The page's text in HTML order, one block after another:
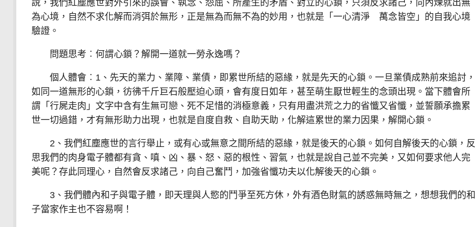
說，我們紅塵應世對外引來的誤會、執念、怨屈、所產生的矛盾、對立的心鎖，只須反求諸己，向內煉就出無
為心境，自然不求化解而消弭於無形，正是無為而無不為的妙用，也就是「一心清淨 萬念皆空」的自我心境
驗證。
問題思考︰何謂心鎖？解開一道就一勞永逸嗎？
個人體會︰1、先天的業力、業障、業債，即累世所結的惡緣，就是先天的心鎖。一旦業債成熟前來追討，
如同一道無形的心鎖，彷彿千斤巨石般壓迫心頭，會有度日如年，甚至萌生厭世輕生的念頭出現。當下體會所
謂「行屍走肉」文字中含有生無可戀、死不足惜的消極意義，只有用盡洪荒之力的省懺又省懺，並誓願承擔累
世一切過錯，才有無形助力出現，也就是自度自救、自助天助，化解這累世的業力因果，解開心鎖。
2、我們紅塵應世的言行舉止，或有心或無意之間所結的惡緣，就是後天的心鎖。如何自解後天的心鎖，反
思我們的肉身電子體都有貪、嗔、凶、暴、怒、惡的根性、習氣，也就是說自己並不完美，又如何要求他人完
美呢？存此同理心，自然會反求諸己，向自己奮鬥，加強省懺功夫以化解後天的心鎖。
3、我們體內和子與電子體，即天理與人慾的鬥爭至死方休，外有酒色財氣的誘惑無時無之，想想我們的和
子當家作主也不容易啊！